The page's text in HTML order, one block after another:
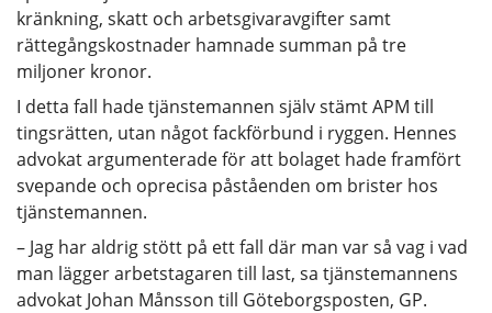
kränkning, skatt och arbetsgivaravgifter samt
rättegångskostnader hamnade summan på tre
miljoner kronor.
I detta fall hade tjänstemannen själv stämt APM till
tingsrätten, utan något fackförbund i ryggen. Hennes
advokat argumenterade för att bolaget hade framfört
svepande och oprecisa påståenden om brister hos
tjänstemannen.
– Jag har aldrig stött på ett fall där man var så vag i vad
man lägger arbetstagaren till last, sa tjänstemannens
advokat Johan Månsson till Göteborgsposten, GP.